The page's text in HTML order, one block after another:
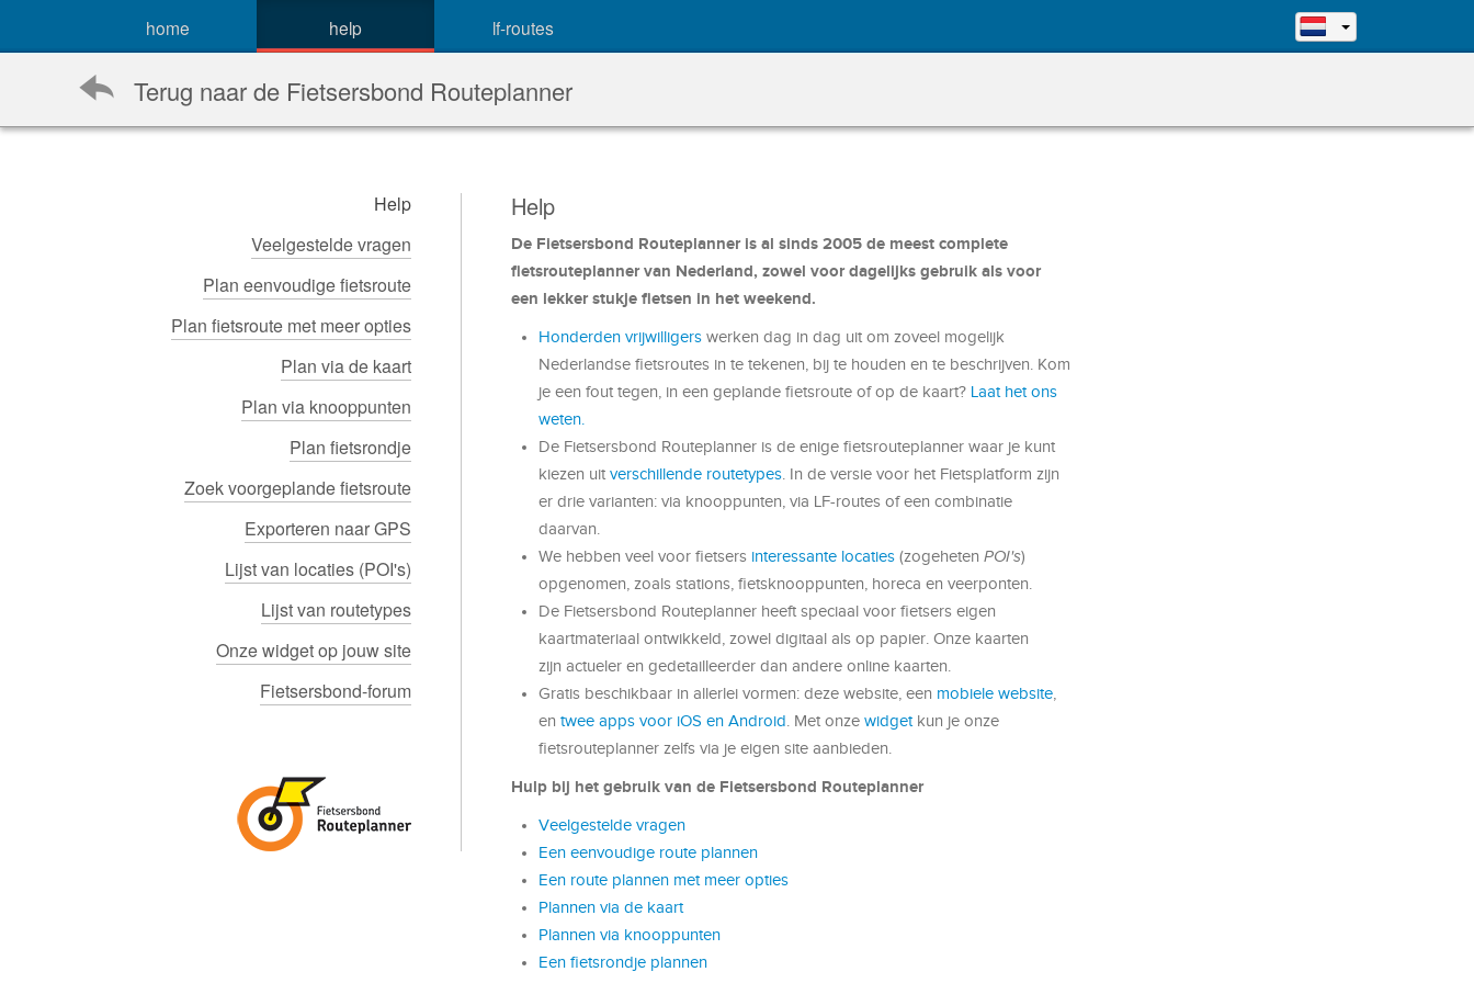
home help lf-routes
Terug naar de Fietsersbond Routeplanner
Help
Veelgestelde vragen
Plan eenvoudige fietsroute
Plan fietsroute met meer opties
Plan via de kaart
Plan via knooppunten
Plan fietsrondje
Zoek voorgeplande fietsroute
Exporteren naar GPS
Lijst van locaties (POI's)
Lijst van routetypes
Onze widget op jouw site
Fietsersbond-forum
Help
De Fietsersbond Routeplanner is al sinds 2005 de meest complete
fietsrouteplanner van Nederland, zowel voor dagelijks gebruik als voor
een lekker stukje fietsen in het weekend.
Honderden vrijwilligers werken dag in dag uit om zoveel mogelijk
Nederlandse fietsroutes in te tekenen, bij te houden en te beschrijven. Kom
je een fout tegen, in een geplande fietsroute of op de kaart? Laat het ons
weten.
De Fietsersbond Routeplanner is de enige fietsrouteplanner waar je kunt
kiezen uit verschillende routetypes. In de versie voor het Fietsplatform zijn
er drie varianten: via knooppunten, via LF-routes of een combinatie
daarvan.
We hebben veel voor fietsers interessante locaties (zogeheten POI's)
opgenomen, zoals stations, fietsknooppunten, horeca en veerponten.
De Fietsersbond Routeplanner heeft speciaal voor fietsers eigen
kaartmateriaal ontwikkeld, zowel digitaal als op papier. Onze kaarten
zijn actueler en gedetailleerder dan andere online kaarten.
Gratis beschikbaar in allerlei vormen: deze website, een mobiele website,
en twee apps voor iOS en Android. Met onze widgetkun je onze
fietsrouteplanner zelfs via je eigen site aanbieden.
Hulp bij het gebruik van de Fietsersbond Routeplanner
Veelgestelde vragen
Een eenvoudige route plannen
Een route plannen met meer opties
Plannen via de kaart
Plannen via knooppunten
Een fietsrondje plannen